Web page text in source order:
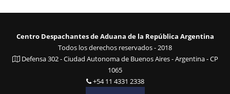
Centro Despachantes de Aduana de la República Argentina
Todos los derechos reservados - 2018
Defensa 302 - Ciudad Autonoma de Buenos Aires - Argentina - CP
1065
+54 11 4331 2338